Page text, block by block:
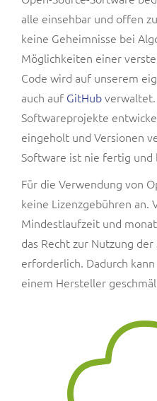
alle einsehbar und offen
keine Geheimnisse bei
Möglichkeiten einer
Code wird auf unserem
auch auf GitHub
Softwareprojekte
eingeholt und Versionen
Software ist nie fertig und
Für die Verwendung von
keine Lizenzgebühren an.
Mindestlaufzeit und
das Recht zur Nutzung
erforderlich. Dadurch
einem Hersteller